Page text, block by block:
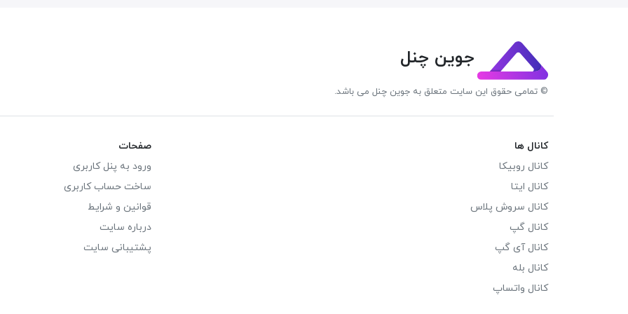
جوین چنل
© تمامی حقوق این سایت متعلق به جوین چنل می باشد.
کانال ها
کانال روبیکا
کانال ایتا
کانال سروش پلاس
کانال گپ
کانال آی گپ
کانال بله
کانال واتساپ
صفحات
ورود به پنل کاربری
ساخت حساب کاربری
قوانین و شرایط
درباره سایت
پشتیبانی سایت